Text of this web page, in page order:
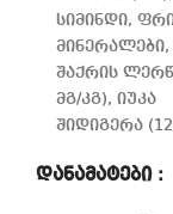
სიმინდი,
მინერალები,
შაქრის
მგ/კგ), იუკა
შიდიგერა
დანამატები :